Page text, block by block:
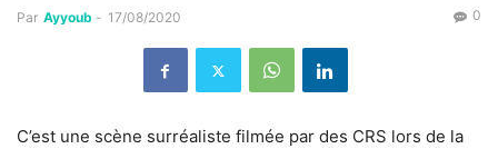
Par Ayyoub - 17/08/2020 0
C’est une scène surréaliste filmée par des CRS lors de la